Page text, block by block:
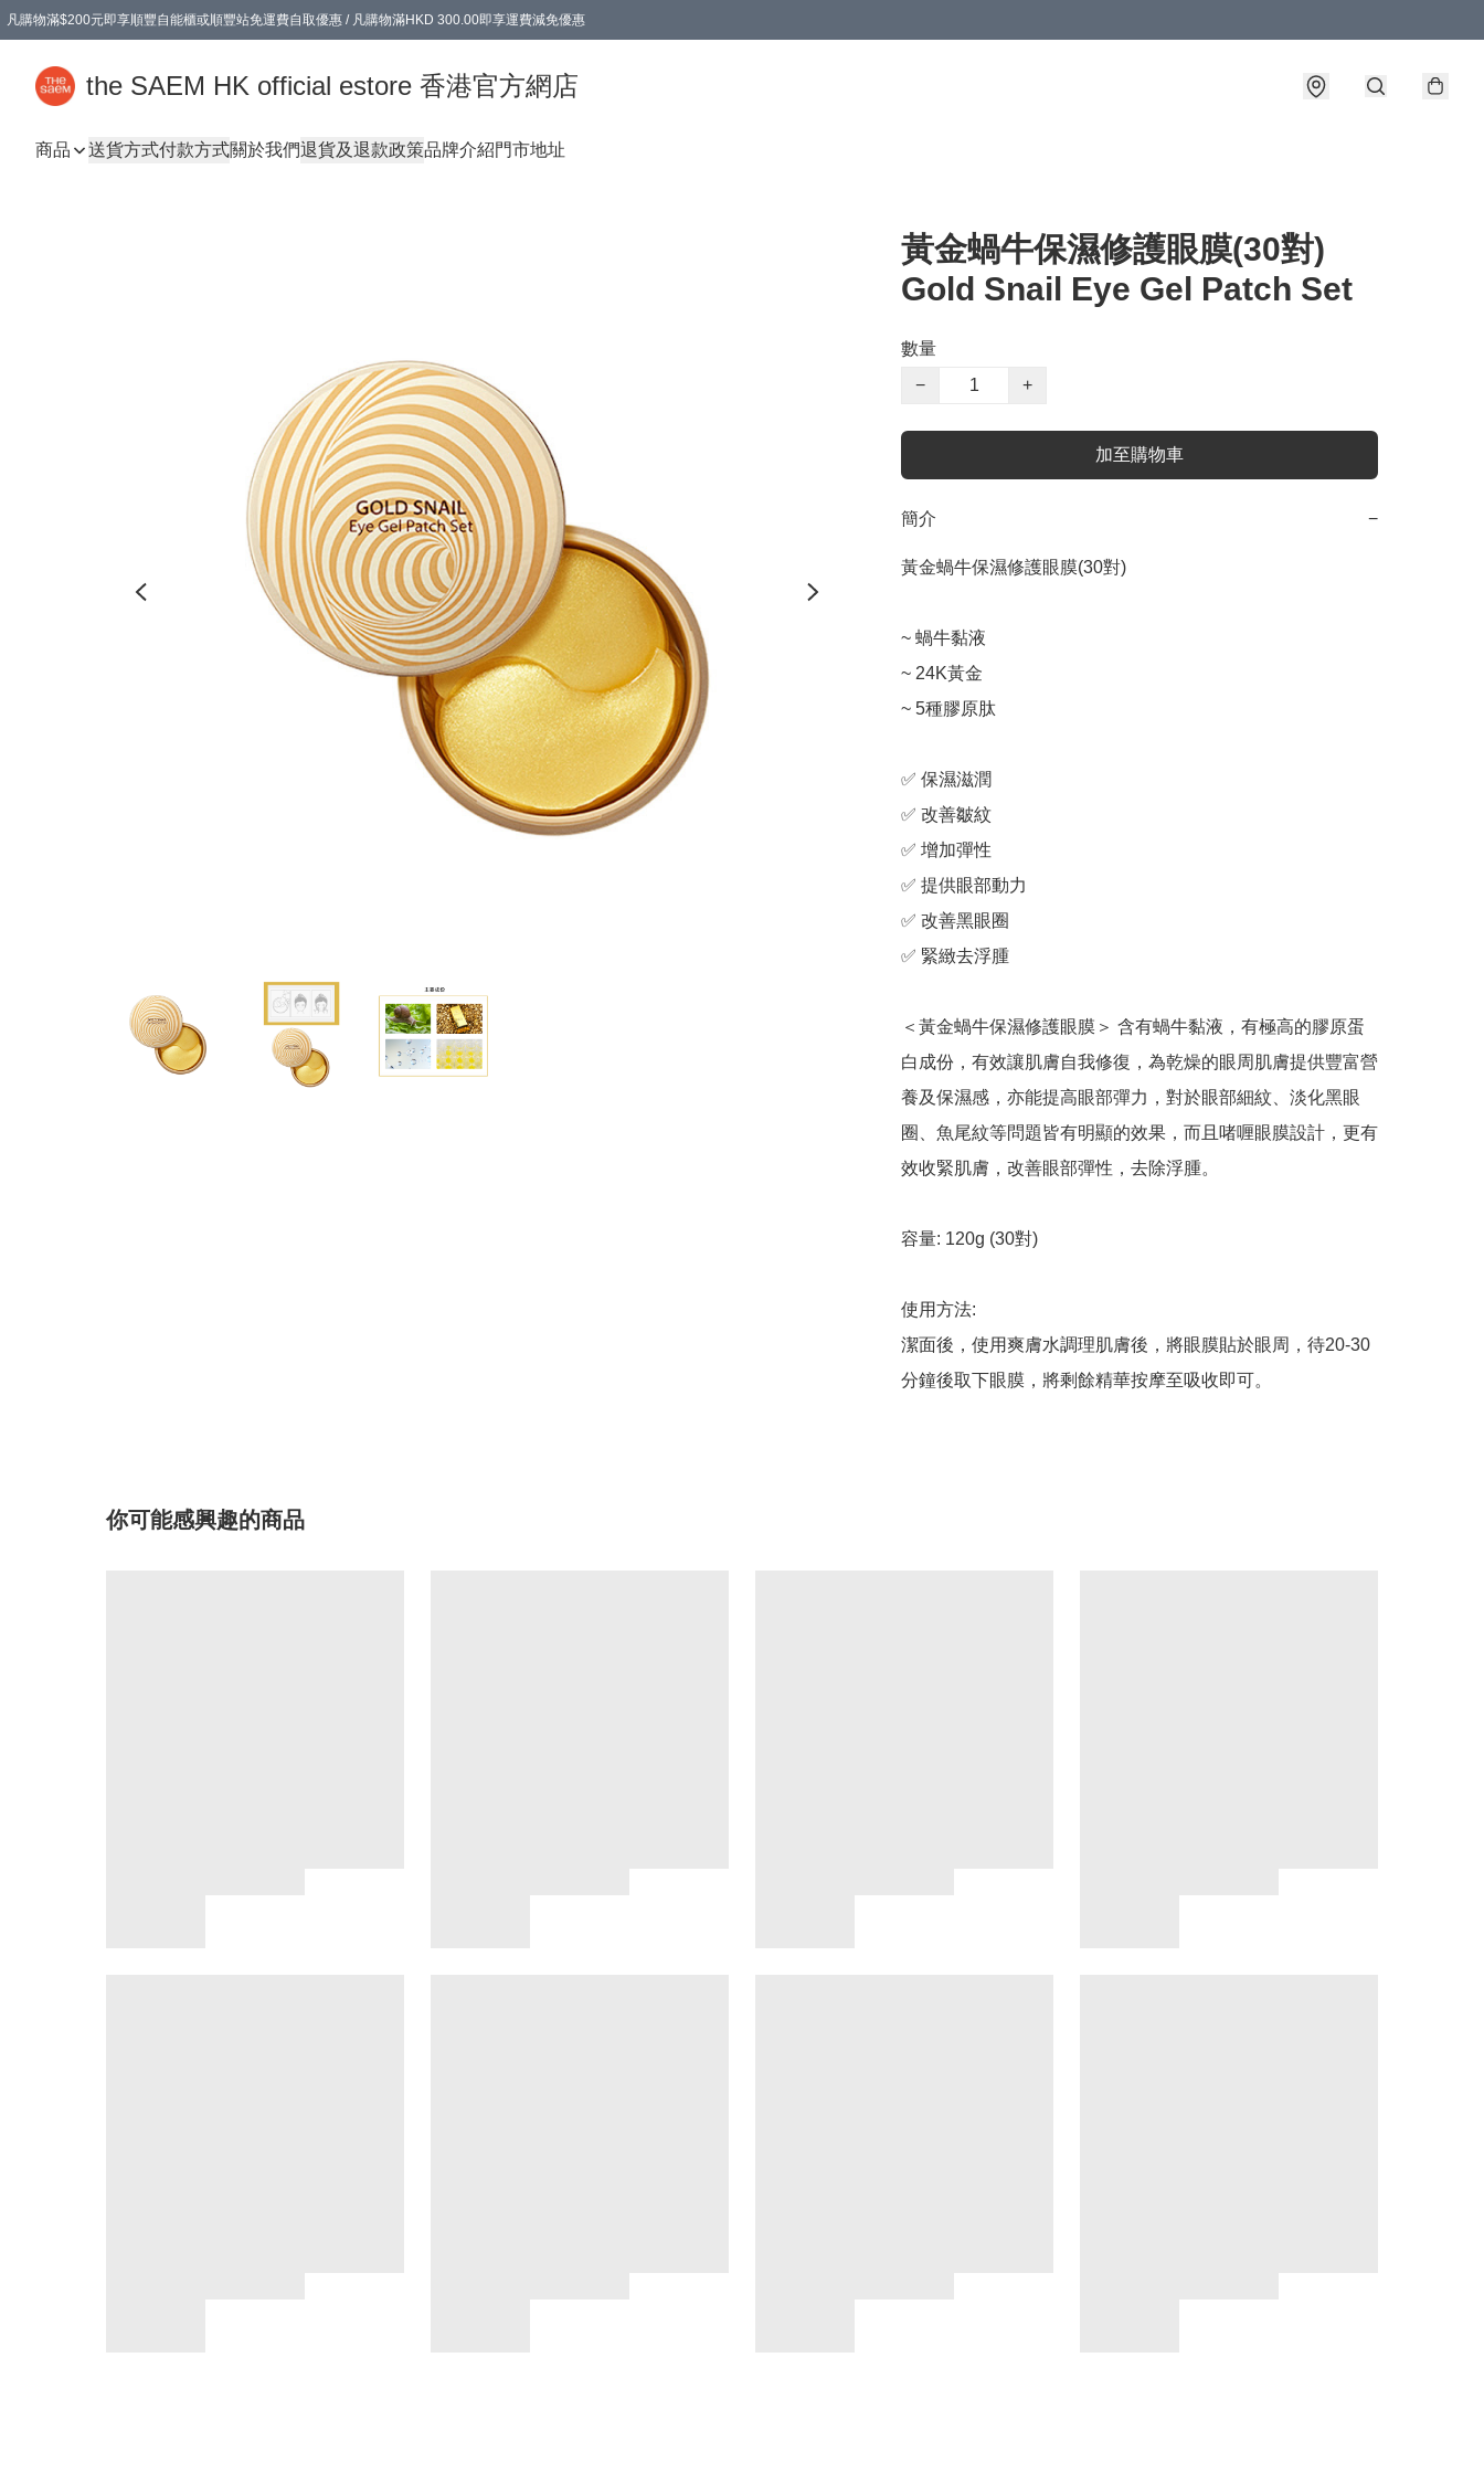
凡購物滿$200元即享順豐自能櫃或順豐站免運費自取優惠 / 凡購物滿HKD 300.00即享運費減免優惠
the SAEM HK official estore 香港官方網店
商品 送貨方式付款方式關於我們退貨及退款政策品牌介紹門市地址
黃金蝸牛保濕修護眼膜(30對)
Gold Snail Eye Gel Patch Set
數量
−
+
加至購物車
簡介 −
黃金蝸牛保濕修護眼膜(30對)
~ 蝸牛黏液
~ 24K黃金
~ 5種膠原肽
✅ 保濕滋潤
✅ 改善皺紋
✅ 增加彈性
✅ 提供眼部動力
✅ 改善黑眼圈
✅ 緊緻去浮腫
＜黃金蝸牛保濕修護眼膜＞ 含有蝸牛黏液，有極高的膠原蛋
白成份，有效讓肌膚自我修復，為乾燥的眼周肌膚提供豐富營
養及保濕感，亦能提高眼部彈力，對於眼部細紋、淡化黑眼
圈、魚尾紋等問題皆有明顯的效果，而且啫喱眼膜設計，更有
效收緊肌膚，改善眼部彈性，去除浮腫。
容量: 120g (30對)
使用方法:
潔面後，使用爽膚水調理肌膚後，將眼膜貼於眼周，待20-30
分鐘後取下眼膜，將剩餘精華按摩至吸收即可。
你可能感興趣的商品